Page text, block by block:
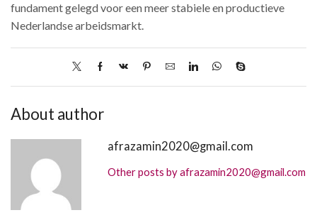
fundament gelegd voor een meer stabiele en productieve
Nederlandse arbeidsmarkt.
About author
afrazamin2020@gmail.com
Other posts by afrazamin2020@gmail.com